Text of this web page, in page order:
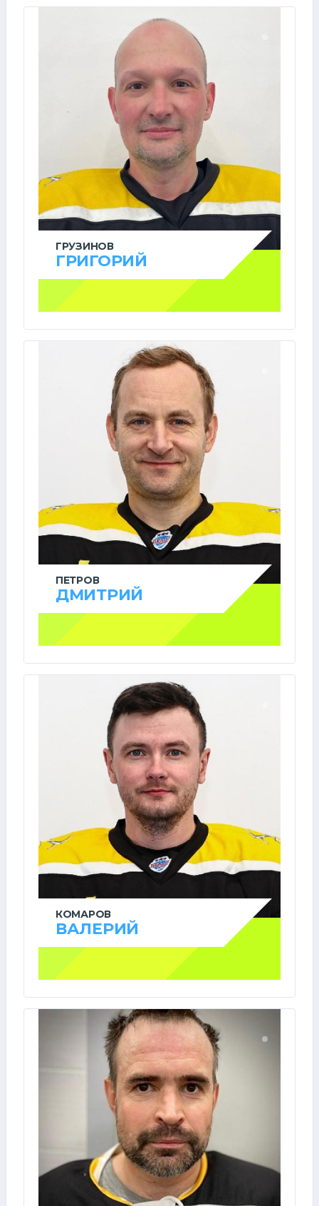
ГРУЗИНОВ
ГРИГОРИЙ
ПЕТРОВ
ДМИТРИЙ
КОМАРОВ
ВАЛЕРИЙ